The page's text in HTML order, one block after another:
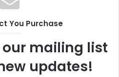
e
k
m
You Purchase
mailing list
updates!